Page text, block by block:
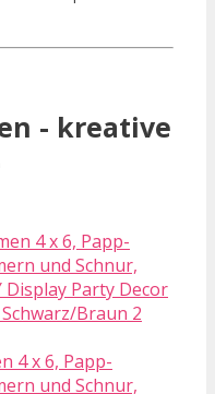
- kreative
4 x 6, Papp-
und Schnur,